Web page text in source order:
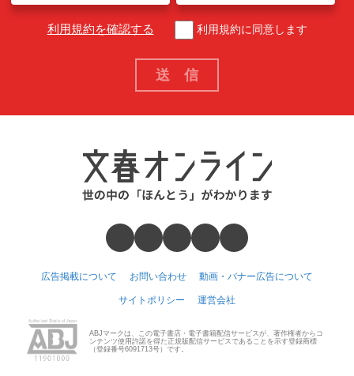
利用規約を確認する 利用規約に同意します
広告掲載について お問い合わせ 動画・バナー広告について
サイトポリシー 運営会社
ABJマークは、この電子書店・電子書籍配信サービスが、著作権者からコ
ンテンツ使用許諾を得た正規版配信サービスであることを示す登録商標
（登録番号6091713号）です。